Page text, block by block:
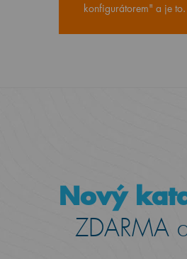
konfigurátorem" a je to.
Nový
ZDARMA